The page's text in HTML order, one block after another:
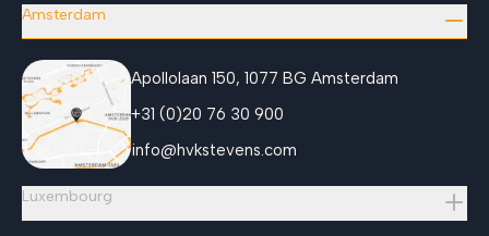
Amsterdam
Apollolaan 150, 1077 BG Amsterdam
+31 (0)20 76 30 900
info@hvkstevens.com
Luxembourg